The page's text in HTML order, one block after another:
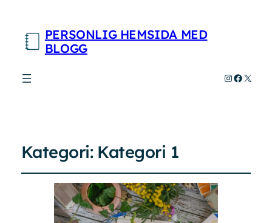
PERSONLIG HEMSIDA MED
BLOGG
Instagram
X
Kategori: Kategori 1